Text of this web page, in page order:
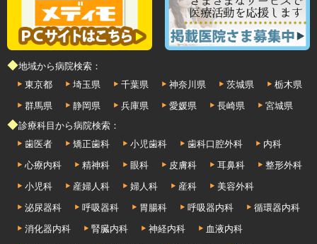
◆地域から病院検索：
東京都
埼玉県 千葉県 神奈川県 茨城県
栃木県
群馬県
静岡県 兵庫県 愛媛県 長崎県
宮城県
◆診療科目から病院検索：
歯医者
矯正歯科 小児歯科 歯科口腔外科
内科
心療内科
精神科 眼科 皮膚科 耳鼻科
整形外科
小児科
産婦人科 婦人科 産科
美容外科
泌尿器科
呼吸器科 胃腸科 呼吸器内科
循環器内科
消化器内科
腎臓内科 神経内科
血液内科